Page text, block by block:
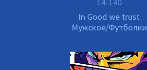
14-140
In Good we trust
Мужское/Футболки